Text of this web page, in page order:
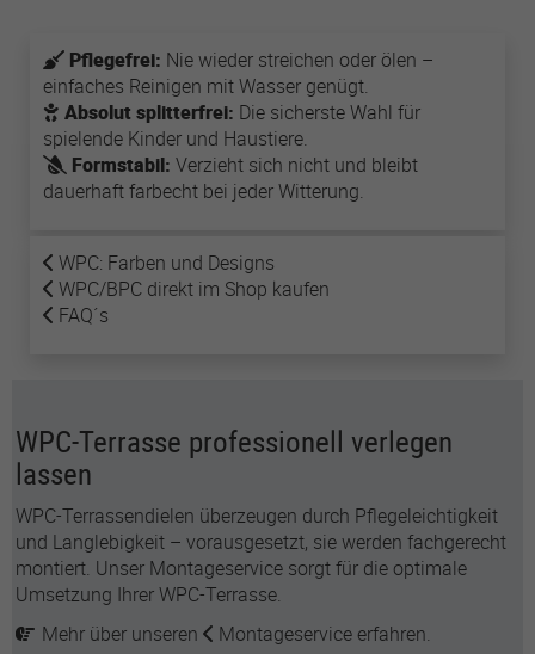
Name lastExternalReferrer
Anbieter Meta Platforms
Laufzeit 1 Jahr
registering their last URL-address.
Name
advertising.
Pflegefrei: Nie wieder streichen oder ölen –
einfaches Reinigen mit Wasser genügt.
Absolut splitterfrei: Die sicherste Wahl für
spielende Kinder und Haustiere.
Formstabil: Verzieht sich nicht und bleibt
dauerhaft farbecht bei jeder Witterung.
WPC: Farben und Designs
WPC/BPC direkt im Shop kaufen
FAQ´s
WPC-Terrasse professionell verlegen
lassen
WPC-Terrassendielen überzeugen durch Pflegeleichtigkeit
und Langlebigkeit – vorausgesetzt, sie werden fachgerecht
montiert. Unser Montageservice sorgt für die optimale
Umsetzung Ihrer WPC-Terrasse.
Mehr über unseren
Montageserviceerfahren.